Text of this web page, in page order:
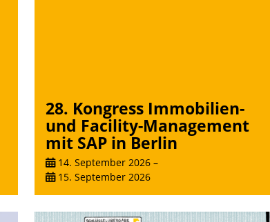
28. Kongress Immobilien-
und Facility-Management
mit SAP in Berlin
14. September 2026 –
15. September 2026